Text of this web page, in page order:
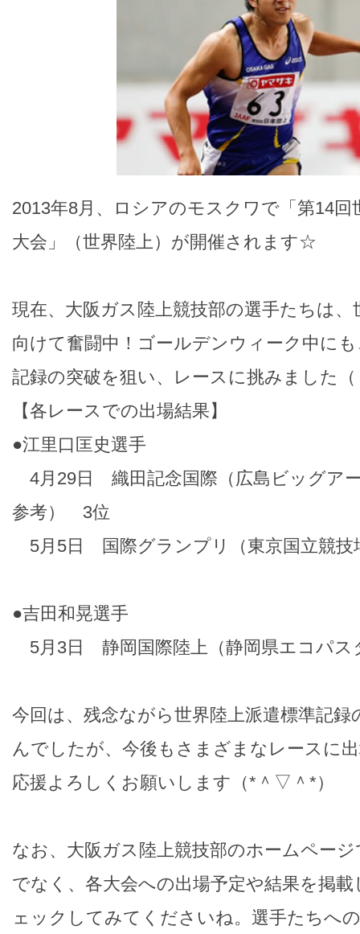
2013年8月、ロシアのモスクワで「第14回
大会」（世界陸上）が開催されます☆
現在、大阪ガス陸上競技部の選手たちは
向けて奮闘中！ゴールデンウィーク中に
記録の突破を狙い、レースに挑みました
【各レースでの出場結果】
●江里口匡史選手
4月29日 織田記念国際（広島ビッグア
参考） 3位
5月5日 国際グランプリ（東京国立競
●吉田和晃選手
5月3日 静岡国際陸上（静岡県エコパ
今回は、残念ながら世界陸上派遣標準記
んでしたが、今後もさまざまなレースに
応援よろしくお願いします（*＾▽＾*）
なお、大阪ガス陸上競技部のホームペー
でなく、各大会への出場予定や結果を掲
ェックしてみてくださいね。選手たちへ